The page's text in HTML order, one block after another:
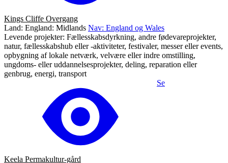
Kings Cliffe Overgang
Land: England: Midlands Nav: England og Wales
Levende projekter: Fællesskabsdyrkning, andre fødevareprojekter,
natur, fællesskabshub eller -aktiviteter, festivaler, messer eller events,
opbygning af lokale netværk, velvære eller indre omstilling,
ungdoms- eller uddannelsesprojekter, deling, reparation eller
genbrug, energi, transport
Se
Keela Permakultur-gård